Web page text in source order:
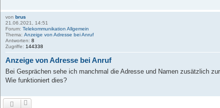
von brus
21.06.2021, 14:51
Forum: Telekommunikation Allgemein
Thema: Anzeige von Adresse bei Anruf
Antworten: 8
Zugriffe: 144338
Anzeige von Adresse bei Anruf
Bei Gesprächen sehe ich manchmal die Adresse und Namen zusätzlich
Wie funktioniert dies?